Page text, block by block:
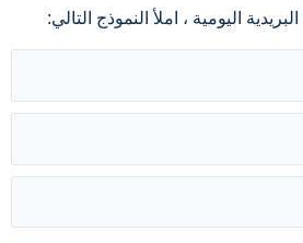
اليومية ، املأ النموذج التالي: